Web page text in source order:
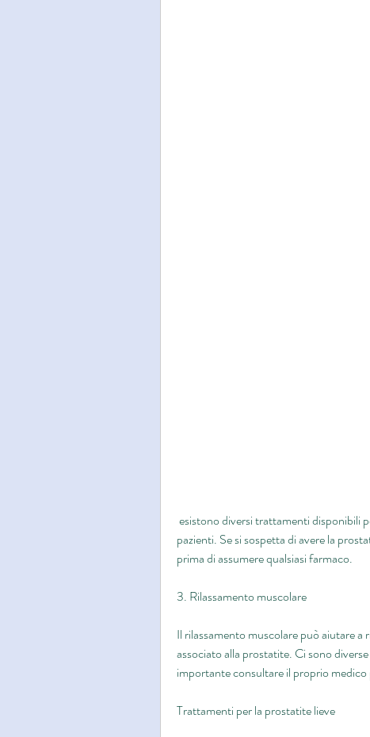
pazienti. Se si sospetta di avere la
prima di assumere qualsiasi farmaco.
3. Rilassamento muscolare
Il rilassamento muscolare può aiutare a
associato alla prostatite. Ci sono
importante consultare il proprio
Trattamenti per la prostatite lieve